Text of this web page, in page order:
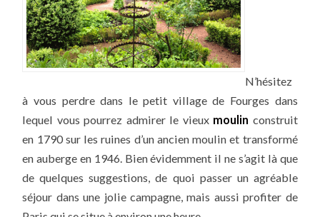
N’hésitez
à vous perdre dans le petit village de Fourges dans
lequel vous pourrez admirer le vieux moulin construit
en 1790 sur les ruines d’un ancien moulin et transformé
en auberge en 1946. Bien évidemment il ne s’agit là que
de quelques suggestions, de quoi passer un agréable
séjour dans une jolie campagne, mais aussi profiter de